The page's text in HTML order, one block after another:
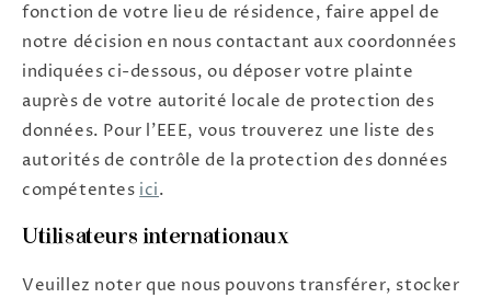
fonction de votre lieu de résidence, faire appel de
notre décision en nous contactant aux coordonnées
indiquées ci-dessous, ou déposer votre plainte
auprès de votre autorité locale de protection des
données. Pour l'EEE, vous trouverez une liste des
autorités de contrôle de la protection des données
compétentesici.
Utilisateurs internationaux
Veuillez noter que nous pouvons transférer, stocker